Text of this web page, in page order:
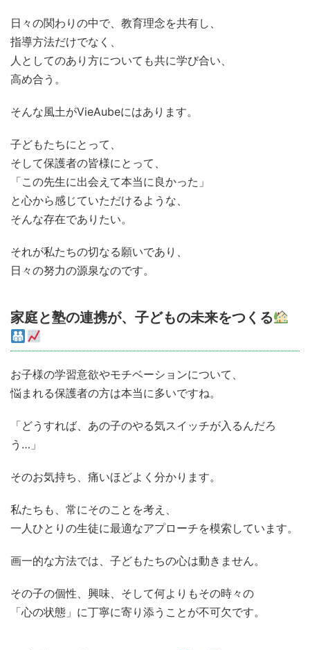
日々の関わりの中で、教育理念を共有し、
指導方法だけでなく、
人としてのあり方についても共に学び合い、
高め合う。
そんな風土がVieAubeにはあります。
子どもたちにとって、
そして保護者の皆様にとって、
「この先生に出会えて本当に良かった」
と心から感じていただけるような、
そんな存在でありたい。
それが私たちの切なる願いであり、
日々の努力の源泉なのです。
家庭と塾の連携が、子どもの未来をつくる
お子様の学習意欲やモチベーションについて、
悩まれる保護者の方は本当に多いですね。
「どうすれば、あの子のやる気スイッチが入るんだろ
う…」
そのお気持ち、痛いほどよく分かります。
私たちも、常にそのことを考え、
一人ひとりの生徒に最適なアプローチを模索しています。
画一的な方法では、子どもたちの心は動きません。
その子の個性、興味、そして何よりもその時々の
「心の状態」に丁寧に寄り添うことが不可欠です。